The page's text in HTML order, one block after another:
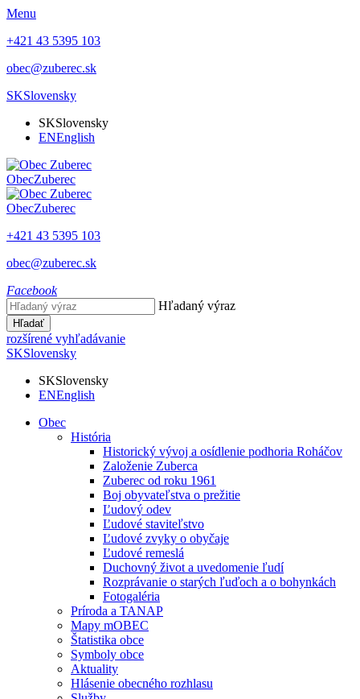
Menu
+421 43 5395 103
obec@zuberec.sk
SKSlovensky
SKSlovensky
ENEnglish
ObecZuberec
ObecZuberec
+421 43 5395 103
obec@zuberec.sk
Facebook
Hľadaný výraz
Hľadať
rozšírené vyhľadávanie
SKSlovensky
SKSlovensky
ENEnglish
Obec
História
Historický vývoj a osídlenie podhoria Roháčov
Založenie Zuberca
Zuberec od roku 1961
Boj obyvateľstva o prežitie
Ľudový odev
Ľudové staviteľstvo
Ľudové zvyky o obyčaje
Ľudové remeslá
Duchovný život a uvedomenie ľudí
Rozprávanie o starých ľuďoch a o bohynkách
Fotogaléria
Príroda a TANAP
Mapy mOBEC
Štatistika obce
Symboly obce
Aktuality
Hlásenie obecného rozhlasu